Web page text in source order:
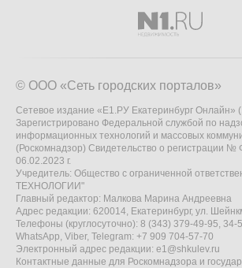
© ООО «Сеть городских порталов»
Сетевое издание «Е1.РУ Екатеринбург Онлайн»
Зарегистрировано Федеральной службой по
информационных технологий и массовых
(Роскомнадзор) Свидетельство о регистрации №
06.02.2023 г.
Учредитель: Общество с ограниченной
ТЕХНОЛОГИИ"
Главный редактор: Малкова Марина Андреевна
Адрес редакции: 620014, Екатеринбург, ул.
Телефоны (круглосуточно): 8 (343) 379-49-95, 34-
WhatsApp, Viber, Telegram: +7 909 704-57-70
Электронный адрес редакции: e1@shkulev.ru
Контактные данные для Роскомнадзора и